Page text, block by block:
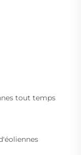
tout temps